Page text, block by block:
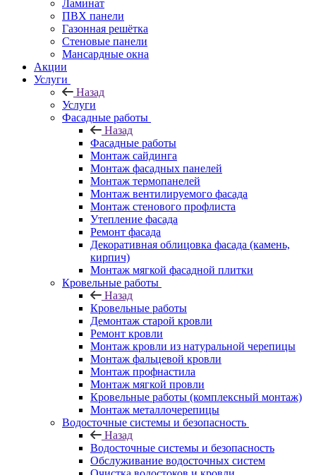
Ламинат
ПВХ панели
Газонная решётка
Стеновые панели
Мансардные окна
Акции
Услуги
Назад
Услуги
Фасадные работы
Назад
Фасадные работы
Монтаж сайдинга
Монтаж фасадных панелей
Монтаж термопанелей
Монтаж вентилируемого фасада
Монтаж стенового профлиста
Утепление фасада
Ремонт фасада
Декоративная облицовка фасада (камень,
кирпич)
Монтаж мягкой фасадной плитки
Кровельные работы
Назад
Кровельные работы
Демонтаж старой кровли
Ремонт кровли
Монтаж кровли из натуральной черепицы
Монтаж фальцевой кровли
Монтаж профнастила
Монтаж мягкой провли
Кровельные работы (комплексный монтаж)
Монтаж металлочерепицы
Водосточные системы и безопасность
Назад
Водосточные системы и безопасность
Обслуживание водосточных систем